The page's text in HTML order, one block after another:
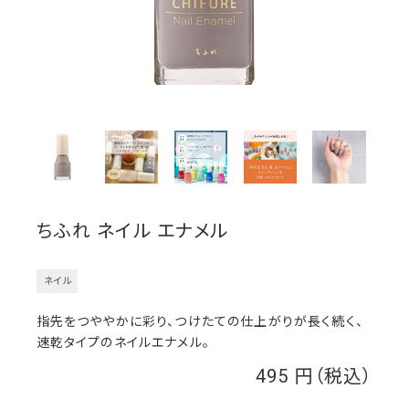
ちふれ ネイル エナメル
ネイル
495
指先をつややかに彩り、つけたての仕上がりが長く続く、
速乾タイプのネイルエナメル。